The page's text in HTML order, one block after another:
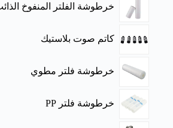
خرطوشة الفلتر المنفوخ
كاتم صوت بلاستيك
خرطوشة فلتر مطوي
خرطوشة فلتر PP